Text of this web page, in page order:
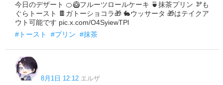
今日のデザート 🍊🥝フルーツロールケーキ 🍵抹茶プリン 🫘も
ぐらトースト 🍫ガトーショコラ🎁 🐇ウッサータ 🎁はテイクア
ウト可能です pic.x.com/O4SyiewTPl
#トースト
#プリン #抹茶
8月1日 12:12 エルザ